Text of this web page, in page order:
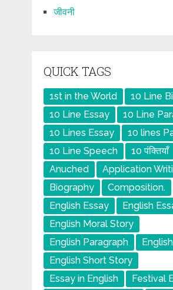
जीवनी
QUICK TAGS
1st in the World
10 Line
10 Line Essay
10 Line
10 Lines Essay
10 lines
10 Line Speech
10 पंक्तियाँ
Anuched
Application
Biography
Composition.
English Essay
English
English Moral Story
English Paragraph
English Short Story
Essay in English
Festival